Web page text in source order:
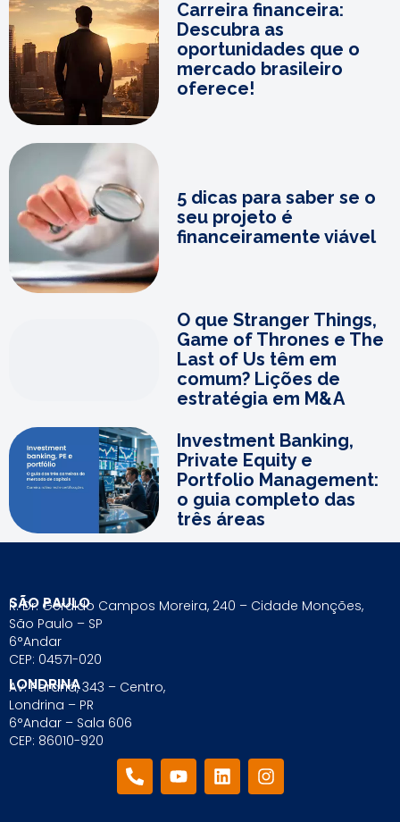
Carreira financeira:
Descubra as
oportunidades que o
mercado brasileiro
oferece!
5 dicas para saber se o
seu projeto é
financeiramente viável
O que Stranger Things,
Game of Thrones e The
Last of Us têm em
comum? Lições de
estratégia em M&A
Investment Banking,
Private Equity e
Portfolio Management:
o guia completo das
três áreas
SÃO PAULO
R. Dr. Geraldo Campos Moreira, 240 – Cidade Monções,
São Paulo – SP
6°Andar
CEP: 04571-020
LONDRINA
Av. Paraná, 343 – Centro,
Londrina – PR
6°Andar – Sala 606
CEP: 86010-920